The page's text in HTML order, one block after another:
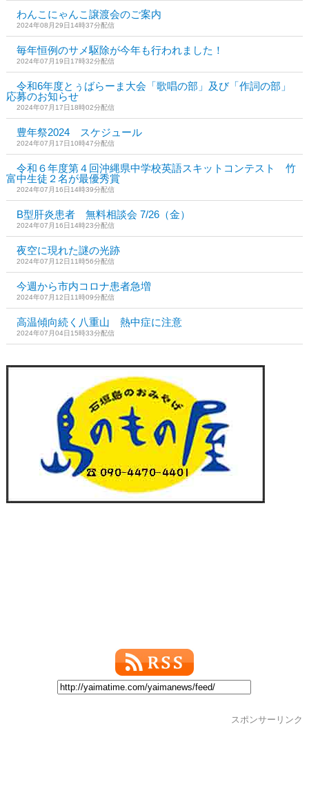
わんこにゃんこ譲渡会のご案内
2024年08月29日14時37分配信
毎年恒例のサメ駆除が今年も行われました！
2024年07月19日17時32分配信
令和6年度とぅばらーま大会「歌唱の部」及び「作詞の部」
応募のお知らせ
2024年07月17日18時02分配信
豊年祭2024 スケジュール
2024年07月17日10時47分配信
令和６年度第４回沖縄県中学校英語スキットコンテスト 竹
富中生徒２名が最優秀賞
2024年07月16日14時39分配信
B型肝炎患者 無料相談会 7/26（金）
2024年07月16日14時23分配信
夜空に現れた謎の光跡
2024年07月12日11時56分配信
今週から市内コロナ患者急増
2024年07月12日11時09分配信
高温傾向続く八重山 熱中症に注意
2024年07月04日15時33分配信
スポンサーリンク